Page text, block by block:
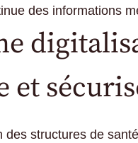
des informations
et
des structures de